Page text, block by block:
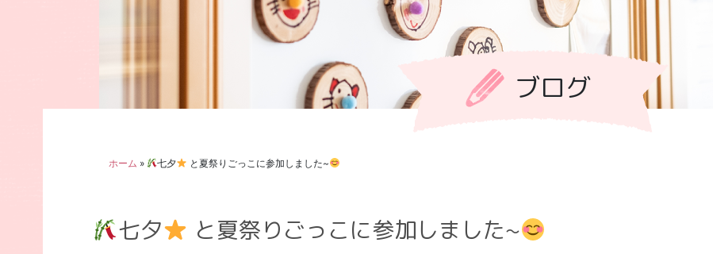
ブログ
ホーム » 七夕 と夏祭りごっこに参加しました~
七夕 と夏祭りごっこに参加しました~